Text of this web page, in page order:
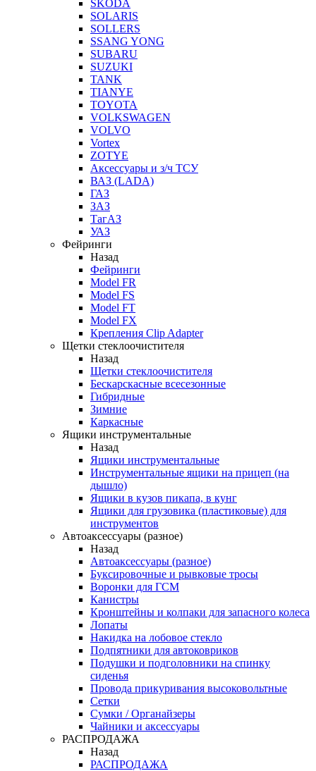
SKODA
SOLARIS
SOLLERS
SSANG YONG
SUBARU
SUZUKI
TANK
TIANYE
TOYOTA
VOLKSWAGEN
VOLVO
Vortex
ZOTYE
Аксессуары и з/ч ТСУ
ВАЗ (LADA)
ГАЗ
ЗАЗ
ТагАЗ
УАЗ
Фейринги
Назад
Фейринги
Model FR
Model FS
Model FT
Model FX
Крепления Clip Adapter
Щетки стеклоочистителя
Назад
Щетки стеклоочистителя
Бескарскасные всесезонные
Гибридные
Зимние
Каркасные
Ящики инструментальные
Назад
Ящики инструментальные
Инструментальные ящики на прицеп (на
дышло)
Ящики в кузов пикапа, в кунг
Ящики для грузовика (пластиковые) для
инструментов
Автоаксессуары (разное)
Назад
Автоаксессуары (разное)
Буксировочные и рывковые тросы
Воронки для ГСМ
Канистры
Кронштейны и колпаки для запасного колеса
Лопаты
Накидка на лобовое стекло
Подпятники для автоковриков
Подушки и подголовники на спинку
сиденья
Провода прикуривания высоковольтные
Сетки
Сумки / Органайзеры
Чайники и аксессуары
РАСПРОДАЖА
Назад
РАСПРОДАЖА